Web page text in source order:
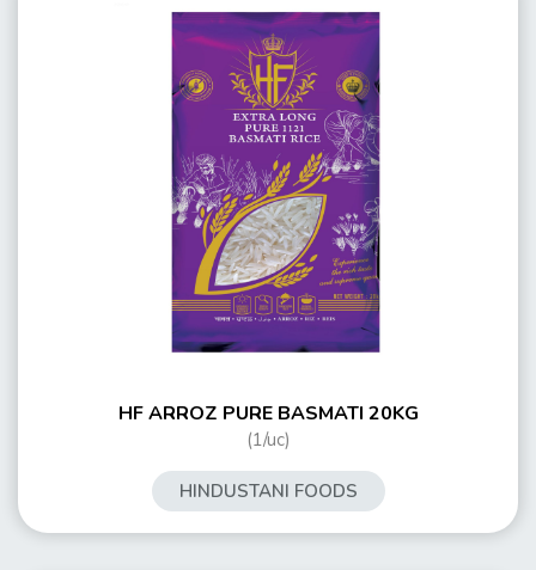
HF ARROZ PURE BASMATI 20KG
(1/uc)
HINDUSTANI FOODS